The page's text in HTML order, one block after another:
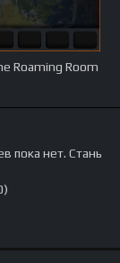
Roaming Room
пока нет. Стань